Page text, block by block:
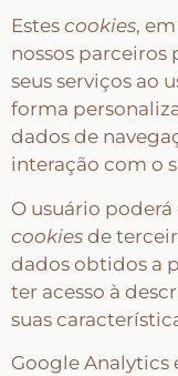
Estes cookies,
nossos parceiros
seus serviços ao
forma
dados de
interação com o
O usuário
cookies de
dados obtidos a
ter acesso à
suas
Google Analytics